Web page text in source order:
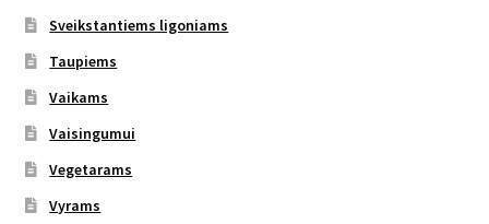
Sveikstantiems ligoniams
Taupiems
Vaikams
Vaisingumui
Vegetarams
Vyrams